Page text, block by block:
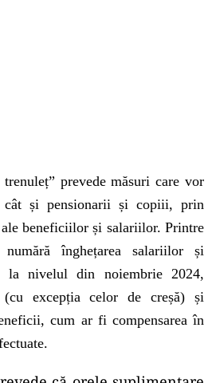
prevede măsuri care vor
cât și pensionarii și copiii, prin
beneficiilor și salariilor. Printre
înghețarea salariilor și
la nivelul din noiembrie 2024,
(cu excepția celor de creșă) și
cum ar fi compensarea în